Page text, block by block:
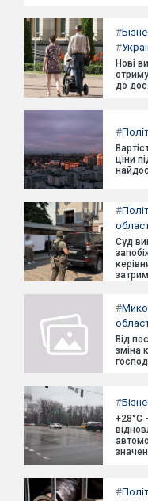
#
#
Нові
до
#
ціни
#
Суд
#
Від
зміна
#
+28°C
#